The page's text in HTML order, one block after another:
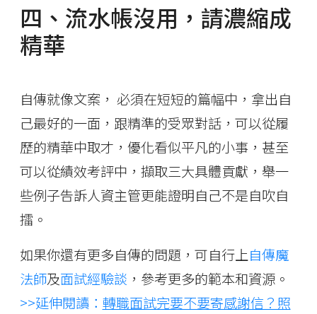
四、流水帳沒用，請濃縮成
精華
自傳就像文案， 必須在短短的篇幅中，拿出自
己最好的一面，跟精準的受眾對話，可以從履
歷的精華中取才，優化看似平凡的小事，甚至
可以從績效考評中，擷取三大具體貢獻，舉一
些例子告訴人資主管更能證明自己不是自吹自
擂。
如果你還有更多自傳的問題，可自行上自傳魔
法師及面試經驗談 ，參考更多的範本和資源。
>>延伸閱讀： 轉職面試完要不要寄感謝信？照